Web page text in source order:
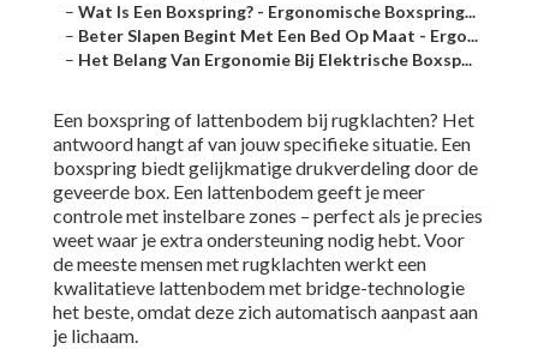
– Wat Is Een Boxspring? - Ergonomische Boxspring...
– Beter Slapen Begint Met Een Bed Op Maat - Ergo...
– Het Belang Van Ergonomie Bij Elektrische Boxsp...
Een boxspring of lattenbodem bij rugklachten? Het
antwoord hangt af van jouw specifieke situatie. Een
boxspring biedt gelijkmatige drukverdeling door de
geveerde box. Een lattenbodem geeft je meer
controle met instelbare zones – perfect als je precies
weet waar je extra ondersteuning nodig hebt. Voor
de meeste mensen met rugklachten werkt een
kwalitatieve lattenbodem met bridge-technologie
het beste, omdat deze zich automatisch aanpast aan
je lichaam.